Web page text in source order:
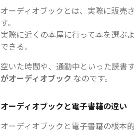
オーディオブックとは、実際に販売
す。
実際に近くの本屋に行って本を選ぶ
できる。
空いた時間や、通勤中といった読書
がオーディオブック なのです。
オーディオブックと電子書籍の違い
オーディオブックと電子書籍の根本